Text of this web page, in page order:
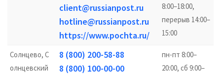
client@russianpost.ru
hotline@russianpost.ru
https://www.pochta.ru/
8:00–18:00,
перерыв 14:00–
15:00
Солнцево, С
олнцевский
8 (800) 200-58-88
8 (800) 100-00-00
пн-пт 8:00–
20:00, сб 9:00–